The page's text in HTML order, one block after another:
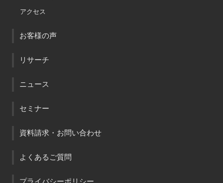
アクセス
お客様の声
リサーチ
ニュース
セミナー
資料請求・お問い合わせ
よくあるご質問
プライバシーポリシー